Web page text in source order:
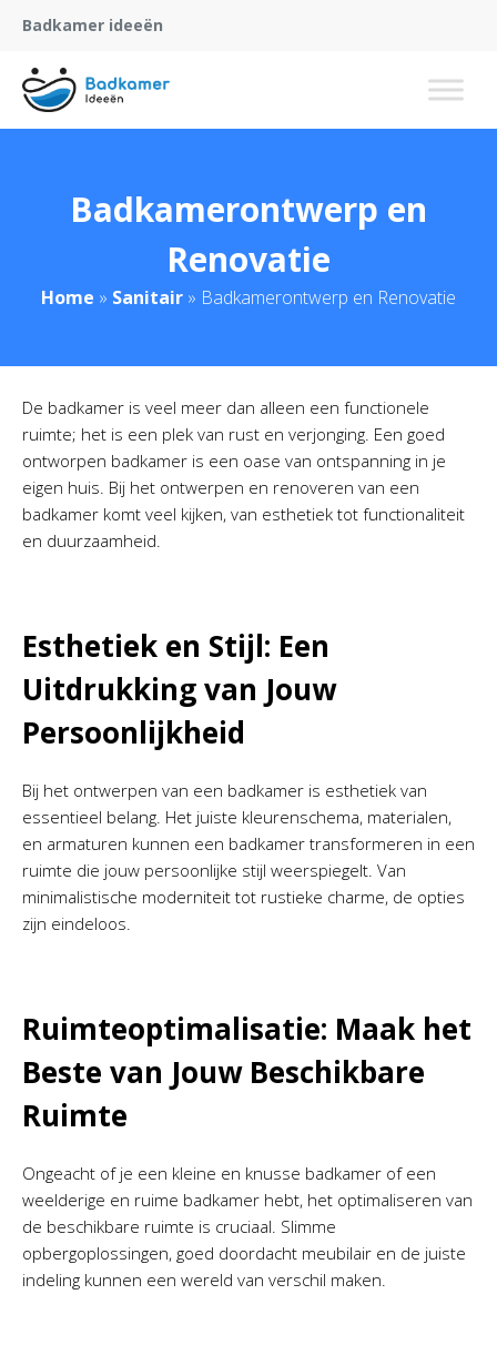
Badkamer ideeën
Badkamerontwerp en
Renovatie
Home » Sanitair » Badkamerontwerp en Renovatie
De badkamer is veel meer dan alleen een functionele
ruimte; het is een plek van rust en verjonging. Een goed
ontworpen badkamer is een oase van ontspanning in je
eigen huis. Bij het ontwerpen en renoveren van een
badkamer komt veel kijken, van esthetiek tot functionaliteit
en duurzaamheid.
Esthetiek en Stijl: Een
Uitdrukking van Jouw
Persoonlijkheid
Bij het ontwerpen van een badkamer is esthetiek van
essentieel belang. Het juiste kleurenschema, materialen,
en armaturen kunnen een badkamer transformeren in een
ruimte die jouw persoonlijke stijl weerspiegelt. Van
minimalistische moderniteit tot rustieke charme, de opties
zijn eindeloos.
Ruimteoptimalisatie: Maak het
Beste van Jouw Beschikbare
Ruimte
Ongeacht of je een kleine en knusse badkamer of een
weelderige en ruime badkamer hebt, het optimaliseren van
de beschikbare ruimte is cruciaal. Slimme
opbergoplossingen, goed doordacht meubilair en de juiste
indeling kunnen een wereld van verschil maken.